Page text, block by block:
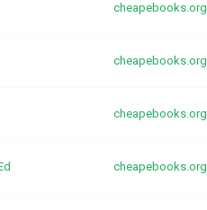
cheapebooks.org
cheapebooks.org
cheapebooks.org
cheapebooks.org